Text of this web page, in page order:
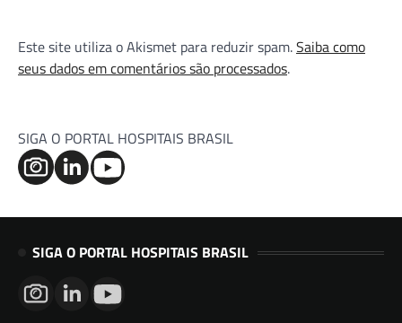
Este site utiliza o Akismet para reduzir spam.Saiba como
seus dados em comentários são processados.
SIGA O PORTAL HOSPITAIS BRASIL
SIGA O PORTAL HOSPITAIS BRASIL